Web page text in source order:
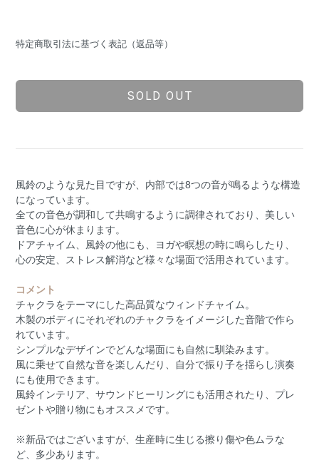
特定商取引法に基づく表記（返品等）
SOLD OUT
風鈴のような見た目ですが、内部では8つの音が鳴るような構造
になっています。
全ての音色が調和して共鳴するように調律されており、美しい
音色に心が休まります。
ドアチャイム、風鈴の他にも、ヨガや瞑想の時に鳴らしたり、
心の安定、ストレス解消など様々な場面で活用されています。
コメント
チャクラをテーマにした高品質なウィンドチャイム。
木製のボディにそれぞれのチャクラをイメージした音階で作ら
れています。
シンプルなデザインでどんな場面にも自然に馴染みます。
風に乗せて自然な音を楽しんだり、自分で振り子を揺らし演奏
にも使用できます。
風鈴インテリア、サウンドヒーリングにも活用されたり、プレ
ゼントや贈り物にもオススメです。
※新品ではございますが、生産時に生じる擦り傷や色ムラな
ど、多少あります。